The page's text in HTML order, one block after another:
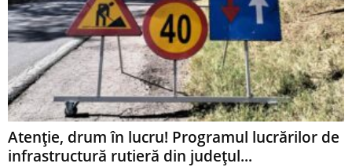
Atenție, drum în lucru! Programul lucrărilor de
infrastructură rutieră din județul...